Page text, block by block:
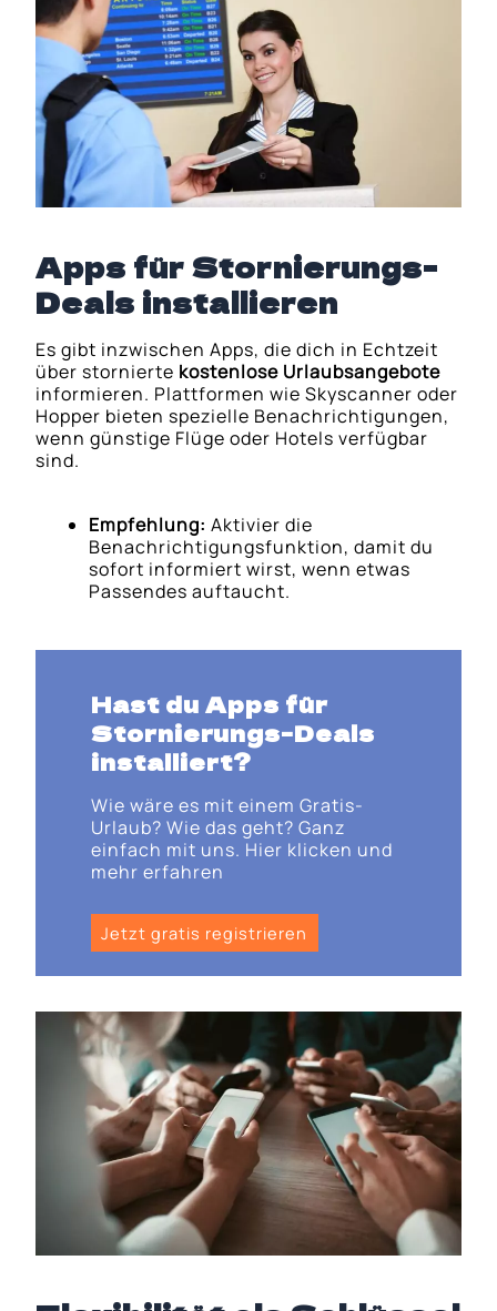
Apps für Stornierungs-
Deals installieren
Es gibt inzwischen Apps, die dich in Echtzeit
über stornierte kostenlose Urlaubsangebote
informieren. Plattformen wie Skyscanner oder
Hopper bieten spezielle Benachrichtigungen,
wenn günstige Flüge oder Hotels verfügbar
sind.
Empfehlung: Aktivier die
Benachrichtigungsfunktion, damit du
sofort informiert wirst, wenn etwas
Passendes auftaucht.
Hast du Apps für
Stornierungs-Deals
installiert?
Wie wäre es mit einem Gratis-
Urlaub? Wie das geht? Ganz
einfach mit uns. Hier klicken und
mehr erfahren
Jetzt gratis registrieren